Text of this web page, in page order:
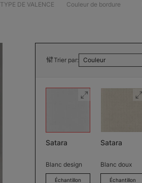
TYPE DE VALENCE Couleur de bordure
Trier par: Couleur
Satara
Blanc design
Échantillon
Satara
Blanc doux
Échantillon